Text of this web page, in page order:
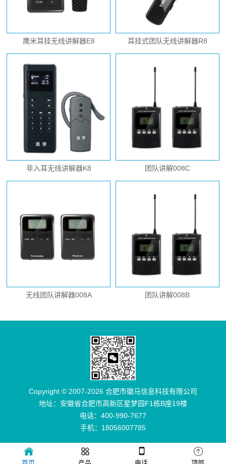
鹰米耳挂无线讲解器E8 耳挂式团队无线讲解器R8
非入耳无线讲解器K8 团队讲解008C
无线团队讲解器008A 团队讲解008B
Copyright © 2007-2026 合肥市徽马信息科技有限公司
地址：安徽省合肥市高新区星梦园F1栋B座19楼
电话：400-990-7677
手机：18056007785